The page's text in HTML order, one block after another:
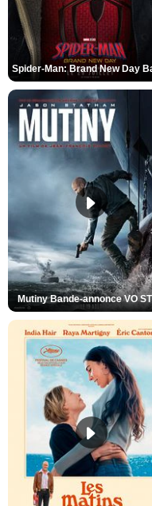
Mutiny Bande-annonce VO